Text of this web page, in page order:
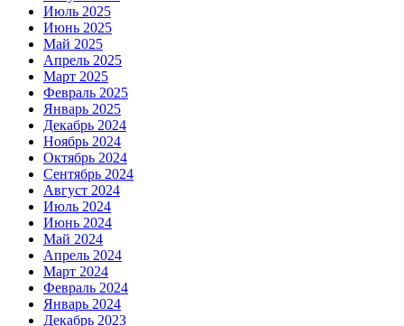
Июль 2025
Июнь 2025
Май 2025
Апрель 2025
Март 2025
Февраль 2025
Январь 2025
Декабрь 2024
Ноябрь 2024
Октябрь 2024
Сентябрь 2024
Август 2024
Июль 2024
Июнь 2024
Май 2024
Апрель 2024
Март 2024
Февраль 2024
Январь 2024
Декабрь 2023